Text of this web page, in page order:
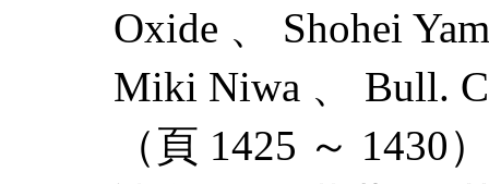
Oxide 、 Shohei
Miki Niwa 、 Bull.
（頁 1425 ～ 1430